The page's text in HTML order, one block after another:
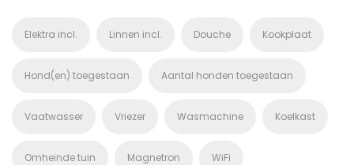
Elektra incl. Linnen incl. Douche Kookplaat
Hond(en) toegestaan Aantal honden toegestaan
Vaatwasser Vriezer Wasmachine Koelkast
Omheinde tuin Magnetron WiFi